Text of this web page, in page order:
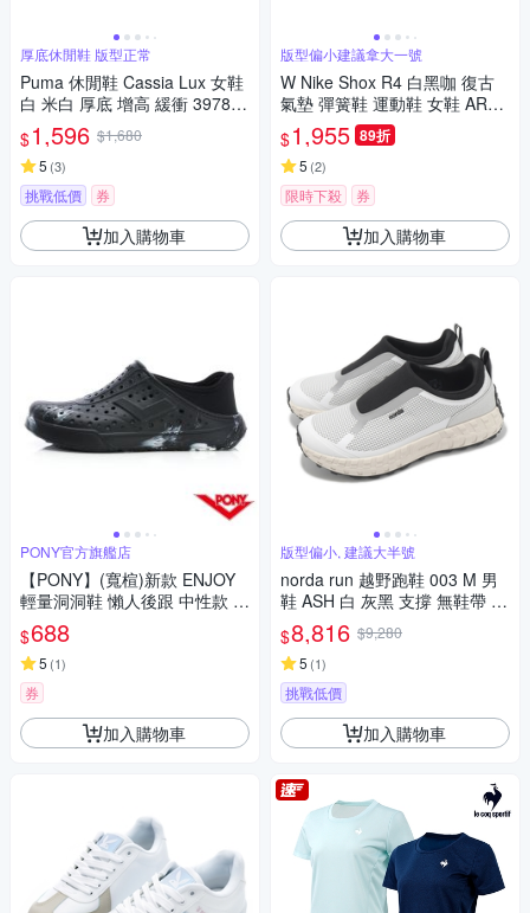
厚底休閒鞋 版型正常
Puma 休閒鞋 Cassia Lux 女鞋
白 米白 厚底 增高 緩衝 397837
01
$1,596 $1,680
5 (3)
挑戰低價 券
加入購物車
PONY官方旗艦店
【PONY】(寬楦)新款 ENJOY
輕量洞洞鞋 懶人後跟 中性款 拖
鞋 洞洞鞋 雨鞋 水鞋 晴雨兩用-
渲染撞色
$688
5 (1)
券
加入購物車
版型偏小建議拿大一號
W Nike Shox R4 白黑咖 復古
氣墊 彈簧鞋 運動鞋 女鞋 AR35
65-104
$1,955 89折
5 (2)
限時下殺 券
加入購物車
版型偏小, 建議大半號
norda run 越野跑鞋 003 M 男
鞋 ASH 白 灰黑 支撐 無鞋帶 緩
衝 黃金大底 抓地 戶外 運動鞋
003MASH
$8,816 $9,280
5 (1)
挑戰低價
加入購物車